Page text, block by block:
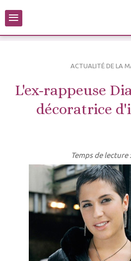
≡
ACTUALITÉ DE LA
L'ex-rappeuse
décoratrice
Temps de lecture